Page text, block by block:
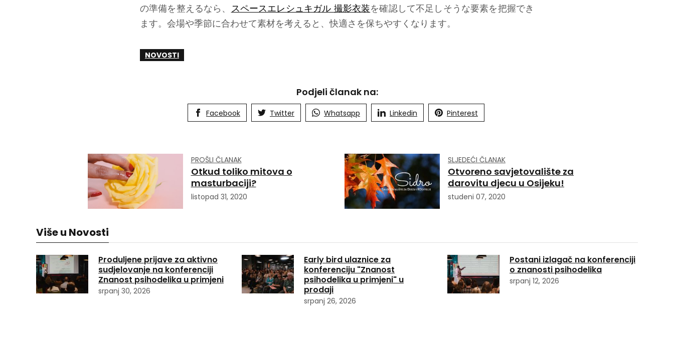
の準備を整えるなら、 スペースエレシュキガル 撮影衣装を確認して不足しそうな要素を把握でき
ます。会場や季節に合わせて素材を考えると、快適さを保ちやすくなります。
NOVOSTI
Podjeli članak na:
Facebook Twitter Whatsapp Linkedin Pinterest
PROŠLI ČLANAK
Otkud toliko mitova o
masturbaciji?
listopad 31, 2020
SLJEDEĆI ČLANAK
Otvoreno savjetovalište za
darovitu djecu u Osijeku!
studeni 07, 2020
Više u Novosti
Produljene prijave za aktivno
sudjelovanje na konferenciji
Znanost psihodelika u primjeni
srpanj 30, 2026
Early bird ulaznice za
konferenciju "Znanost
psihodelika u primjeni" u
prodaji
srpanj 26, 2026
Postani izlagač na konferenciji
o znanosti psihodelika
srpanj 12, 2026